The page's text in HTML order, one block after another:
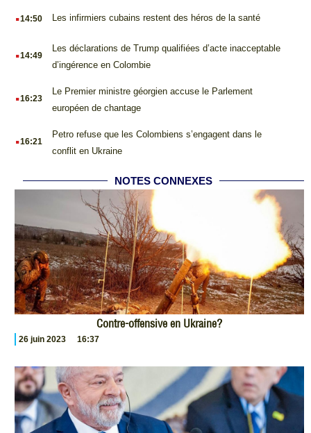
.14:50 Les infirmiers cubains restent des héros de la santé
.14:49
Les déclarations de Trump qualifiées d’acte inacceptable
d’ingérence en Colombie
.16:23
Le Premier ministre géorgien accuse le Parlement
européen de chantage
.16:21
Petro refuse que les Colombiens s’engagent dans le
conflit en Ukraine
NOTES CONNEXES
Contre-offensive en Ukraine?
26 juin 2023 16:37